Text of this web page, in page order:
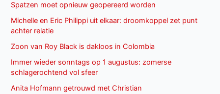
Spatzen moet opnieuw geopereerd worden
Michelle en Eric Philippi uit elkaar: droomkoppel zet punt
achter relatie
Zoon van Roy Black is dakloos in Colombia
Immer wieder sonntags op 1 augustus: zomerse
schlagerochtend vol sfeer
Anita Hofmann getrouwd met Christian